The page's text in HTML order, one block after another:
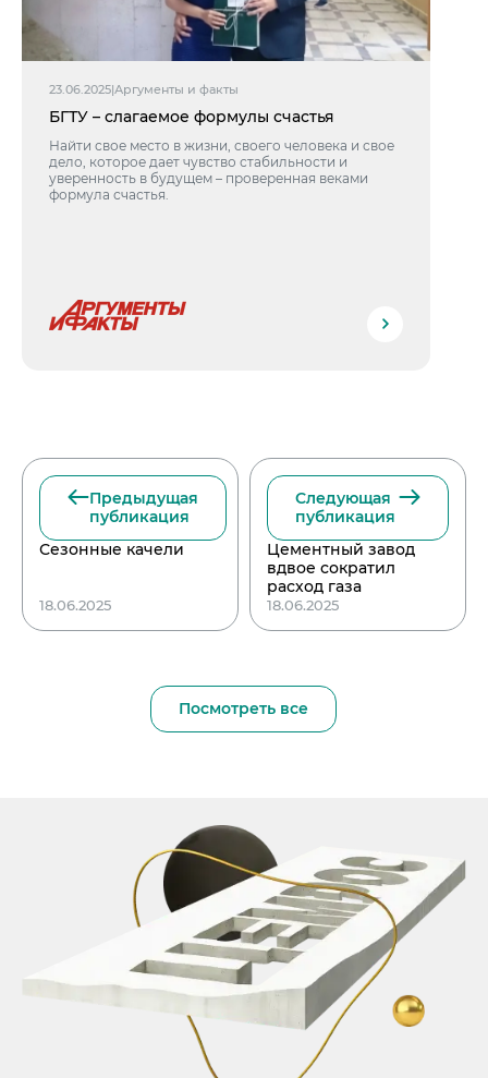
23.06.2025|Аргументы и факты
БГТУ – слагаемое формулы счастья
Найти свое место в жизни, своего человека и свое
дело, которое дает чувство стабильности и
уверенность в будущем – проверенная веками
формула счастья.
Предыдущая
публикация
Сезонные качели
18.06.2025
Следующая
публикация
Цементный завод
вдвое сократил
расход газа
18.06.2025
Посмотреть все